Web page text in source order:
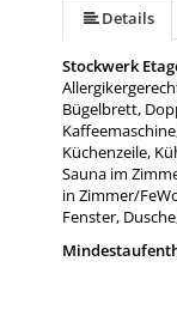
Details
Stockwerk
Bügelbrett,
Küchenzeile,
Sauna im
in Zimmer/
Fenster,